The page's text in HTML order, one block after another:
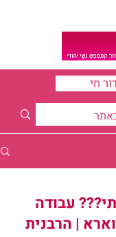
חי
עבודה
| הרבנית